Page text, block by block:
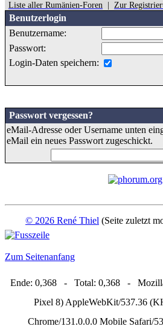
Liste aller Rumänien-Foren Zur
Benutzerlogin
Benutzername:
Passwort:
Login-Daten speichern:
Passwort vergessen?
eMail-Adresse oder Username unten
eMail ein neues Passwort zugeschickt.
© 2026 René Thiel (Seite zuletzt
Zum Seitenanfang
Ende: 0,368 - Total: 0,368 -
Pixel 8) AppleWebKit/537.36
Chrome/131.0.0.0 Mobile Safari/